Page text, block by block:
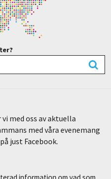
vi med oss av aktuella
med våra evenemang
just Facebook.